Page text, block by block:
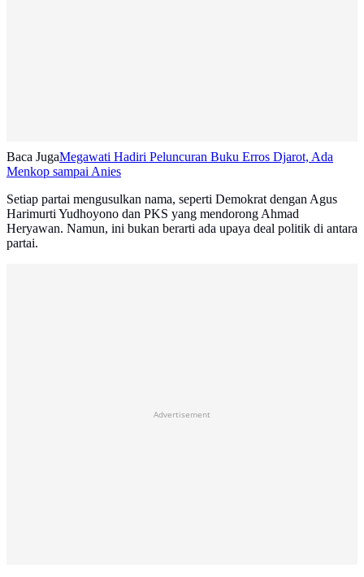
Baca JugaMegawati Hadiri Peluncuran Buku Erros Djarot, Ada
Menkop sampai Anies
Setiap partai mengusulkan nama, seperti Demokrat dengan Agus
Harimurti Yudhoyono dan PKS yang mendorong Ahmad
Heryawan. Namun, ini bukan berarti ada upaya deal politik di antara
partai.
Advertisement